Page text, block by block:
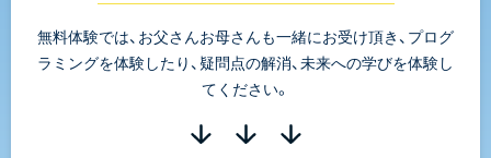
無料体験では、お父さんお母さんも一緒にお受け頂き、プログ
ラミングを体験したり、疑問点の解消、未来への学びを体験し
てください。